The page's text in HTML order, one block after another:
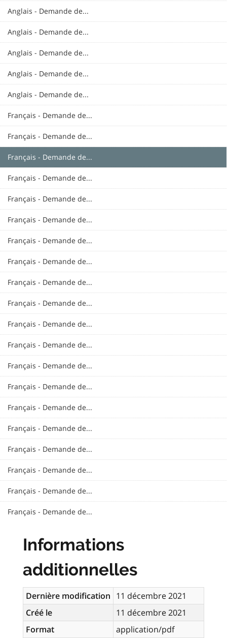
Anglais - Demande de...
Anglais - Demande de...
Anglais - Demande de...
Anglais - Demande de...
Anglais - Demande de...
Français - Demande de...
Français - Demande de...
Français - Demande de...
Français - Demande de...
Français - Demande de...
Français - Demande de...
Français - Demande de...
Français - Demande de...
Français - Demande de...
Français - Demande de...
Français - Demande de...
Français - Demande de...
Français - Demande de...
Français - Demande de...
Français - Demande de...
Français - Demande de...
Français - Demande de...
Français - Demande de...
Français - Demande de...
Français - Demande de...
Informations
additionnelles
Dernière modification 11 décembre 2021
Créé le
11 décembre 2021
Format
application/pdf